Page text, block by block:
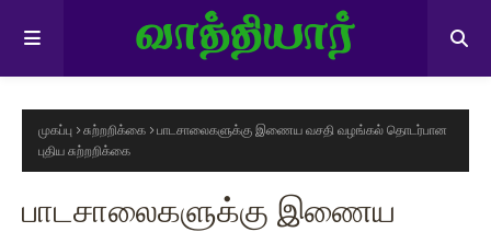
முகப்பு சுற்றறிக்கை
பாடசாலைகளுக்கு இணைய வசதி வழங்கல் தொடர்பான
புதிய சுற்றறிக்கை
பாடசாலைகளுக்கு இணைய